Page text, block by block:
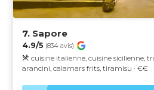
7. Sapore
4.9/5 (834 avis)
cuisine italienne, cuisine sicilienne,
arancini, calamars frits, tiramisu · €€